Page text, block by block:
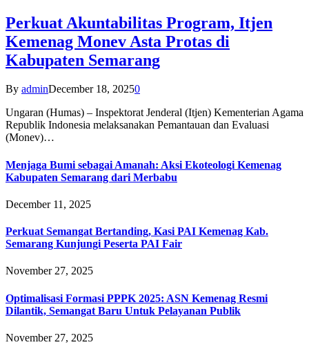
Perkuat Akuntabilitas Program, Itjen
Kemenag Monev Asta Protas di
Kabupaten Semarang
By adminDecember 18, 20250
Ungaran (Humas) – Inspektorat Jenderal (Itjen) Kementerian Agama
Republik Indonesia melaksanakan Pemantauan dan Evaluasi
(Monev)…
Menjaga Bumi sebagai Amanah: Aksi Ekoteologi Kemenag
Kabupaten Semarang dari Merbabu
December 11, 2025
Perkuat Semangat Bertanding, Kasi PAI Kemenag Kab.
Semarang Kunjungi Peserta PAI Fair
November 27, 2025
Optimalisasi Formasi PPPK 2025: ASN Kemenag Resmi
Dilantik, Semangat Baru Untuk Pelayanan Publik
November 27, 2025